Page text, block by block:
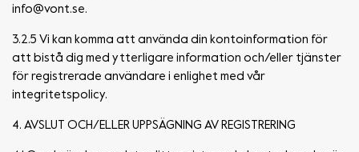
info@vont.se.
3.2.5 Vi kan komma att använda din kontoinformation för
att bistå dig med ytterligare information och/eller tjänster
för registrerade användare i enlighet med vår
integritetspolicy.
4. AVSLUT OCH/ELLER UPPSÄGNING AV REGISTRERING